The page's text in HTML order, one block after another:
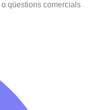
qüestions comercials